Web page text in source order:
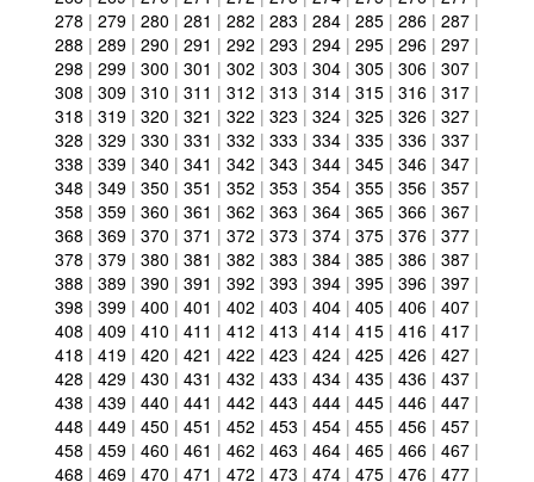
278 | 279 | 280 | 281 | 282 | 283 | 284 | 285 | 286 | 287 |
288 | 289 | 290 | 291 | 292 | 293 | 294 | 295 | 296 | 297 |
298 | 299 | 300 | 301 | 302 | 303 | 304 | 305 | 306 | 307 |
308 | 309 | 310 | 311 | 312 | 313 | 314 | 315 | 316 | 317 |
318 | 319 | 320 | 321 | 322 | 323 | 324 | 325 | 326 | 327 |
328 | 329 | 330 | 331 | 332 | 333 | 334 | 335 | 336 | 337 |
338 | 339 | 340 | 341 | 342 | 343 | 344 | 345 | 346 | 347 |
348 | 349 | 350 | 351 | 352 | 353 | 354 | 355 | 356 | 357 |
358 | 359 | 360 | 361 | 362 | 363 | 364 | 365 | 366 | 367 |
368 | 369 | 370 | 371 | 372 | 373 | 374 | 375 | 376 | 377 |
378 | 379 | 380 | 381 | 382 | 383 | 384 | 385 | 386 | 387 |
388 | 389 | 390 | 391 | 392 | 393 | 394 | 395 | 396 | 397 |
398 | 399 | 400 | 401 | 402 | 403 | 404 | 405 | 406 | 407 |
408 | 409 | 410 | 411 | 412 | 413 | 414 | 415 | 416 | 417 |
418 | 419 | 420 | 421 | 422 | 423 | 424 | 425 | 426 | 427 |
428 | 429 | 430 | 431 | 432 | 433 | 434 | 435 | 436 | 437 |
438 | 439 | 440 | 441 | 442 | 443 | 444 | 445 | 446 | 447 |
448 | 449 | 450 | 451 | 452 | 453 | 454 | 455 | 456 | 457 |
458 | 459 | 460 | 461 | 462 | 463 | 464 | 465 | 466 | 467 |
468 | 469 | 470 | 471 | 472 | 473 | 474 | 475 | 476 | 477 |